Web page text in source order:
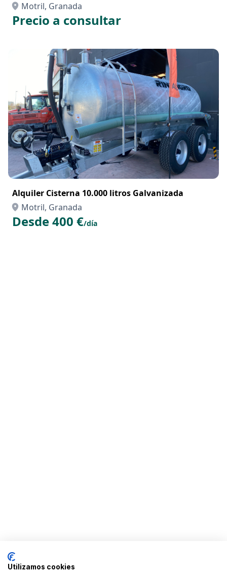
Motril, Granada
Precio a consultar
Alquiler Cisterna 10.000 litros Galvanizada
Motril, Granada
Desde 400 €/día
Utilizamos cookies